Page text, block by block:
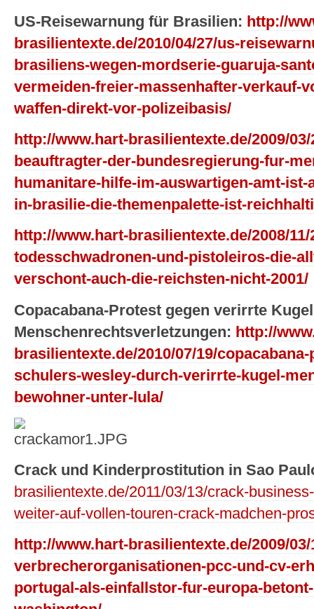
US-Reisewarnung für Brasilien: http://
brasilientexte.de/2010/04/27/us-
brasiliens-wegen-mordserie-guaruja-
vermeiden-freier-massenhafter-verkauf-
waffen-direkt-vor-polizeibasis/
http://www.hart-brasilientexte.de/2009/
beauftragter-der-bundesregierung-fur-
humanitare-hilfe-im-auswartigen-amt-ist-
in-brasilie-die-themenpalette-ist-
http://www.hart-brasilientexte.de/2008/
todesschwadronen-und-pistoleiros-die-
verschont-auch-die-reichsten-nicht-2001/
Copacabana-Protest gegen verirrte
Menschenrechtsverletzungen: http://
brasilientexte.de/2010/07/19/
schulers-wesley-durch-verirrte-kugel-
bewohner-unter-lula/
Crack und Kinderprostitution in Sao
brasilientexte.de/2011/03/13/crack-
weiter-auf-vollen-touren-crack-madchen-
http://www.hart-brasilientexte.de/2009/
verbrecherorganisationen-pcc-und-cv-
portugal-als-einfallstor-fur-europa-